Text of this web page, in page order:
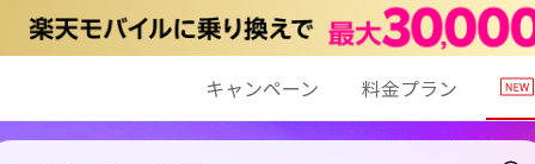
キャンペーン 料金プラン